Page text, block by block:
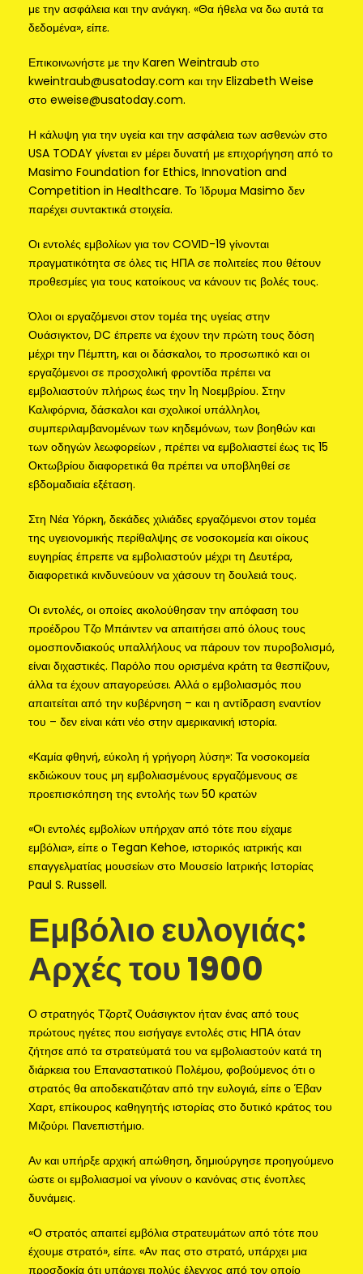
με την ασφάλεια και την ανάγκη. «Θα ήθελα να δω αυτά τα
δεδομένα», είπε.
Επικοινωνήστε με την Karen Weintraub στο
kweintraub@usatoday.com και την Elizabeth Weise
στο eweise@usatoday.com.
Η κάλυψη για την υγεία και την ασφάλεια των ασθενών στο
USA TODAY γίνεται εν μέρει δυνατή με επιχορήγηση από το
Masimo Foundation for Ethics, Innovation and
Competition in Healthcare. Το Ίδρυμα Masimo δεν
παρέχει συντακτικά στοιχεία.
Οι εντολές εμβολίων για τον COVID-19 γίνονται
πραγματικότητα σε όλες τις ΗΠΑ σε πολιτείες που θέτουν
προθεσμίες για τους κατοίκους να κάνουν τις βολές τους.
Όλοι οι εργαζόμενοι στον τομέα της υγείας στην
Ουάσιγκτον, DC έπρεπε να έχουν την πρώτη τους δόση
μέχρι την Πέμπτη, και οι δάσκαλοι, το προσωπικό και οι
εργαζόμενοι σε προσχολική φροντίδα πρέπει να
εμβολιαστούν πλήρως έως την 1η Νοεμβρίου. Στην
Καλιφόρνια, δάσκαλοι και σχολικοί υπάλληλοι,
συμπεριλαμβανομένων των κηδεμόνων, των βοηθών και
των οδηγών λεωφορείων , πρέπει να εμβολιαστεί έως τις 15
Οκτωβρίου διαφορετικά θα πρέπει να υποβληθεί σε
εβδομαδιαία εξέταση.
Στη Νέα Υόρκη, δεκάδες χιλιάδες εργαζόμενοι στον τομέα
της υγειονομικής περίθαλψης σε νοσοκομεία και οίκους
ευγηρίας έπρεπε να εμβολιαστούν μέχρι τη Δευτέρα,
διαφορετικά κινδυνεύουν να χάσουν τη δουλειά τους.
Οι εντολές, οι οποίες ακολούθησαν την απόφαση του
προέδρου Τζο Μπάιντεν να απαιτήσει από όλους τους
ομοσπονδιακούς υπαλλήλους να πάρουν τον πυροβολισμό,
είναι διχαστικές. Παρόλο που ορισμένα κράτη τα θεσπίζουν,
άλλα τα έχουν απαγορεύσει. Αλλά ο εμβολιασμός που
απαιτείται από την κυβέρνηση – και η αντίδραση εναντίον
του – δεν είναι κάτι νέο στην αμερικανική ιστορία.
«Καμία φθηνή, εύκολη ή γρήγορη λύση»: Τα νοσοκομεία
εκδιώκουν τους μη εμβολιασμένους εργαζόμενους σε
προεπισκόπηση της εντολής των 50 κρατών
«Οι εντολές εμβολίων υπήρχαν από τότε που είχαμε
εμβόλια», είπε ο Tegan Kehoe, ιστορικός ιατρικής και
επαγγελματίας μουσείων στο Μουσείο Ιατρικής Ιστορίας
Paul S. Russell.
Εμβόλιο ευλογιάς:
Αρχές του 1900
Ο στρατηγός Τζορτζ Ουάσιγκτον ήταν ένας από τους
πρώτους ηγέτες που εισήγαγε εντολές στις ΗΠΑ όταν
ζήτησε από τα στρατεύματά του να εμβολιαστούν κατά τη
διάρκεια του Επαναστατικού Πολέμου, φοβούμενος ότι ο
στρατός θα αποδεκατιζόταν από την ευλογιά, είπε ο Έβαν
Χαρτ, επίκουρος καθηγητής ιστορίας στο δυτικό κράτος του
Μιζούρι. Πανεπιστήμιο.
Αν και υπήρξε αρχική απώθηση, δημιούργησε προηγούμενο
ώστε οι εμβολιασμοί να γίνουν ο κανόνας στις ένοπλες
δυνάμεις.
«Ο στρατός απαιτεί εμβόλια στρατευμάτων από τότε που
έχουμε στρατό», είπε. «Αν πας στο στρατό, υπάρχει μια
προσδοκία ότι υπάρχει πολύς έλεγχος από τον οποίο